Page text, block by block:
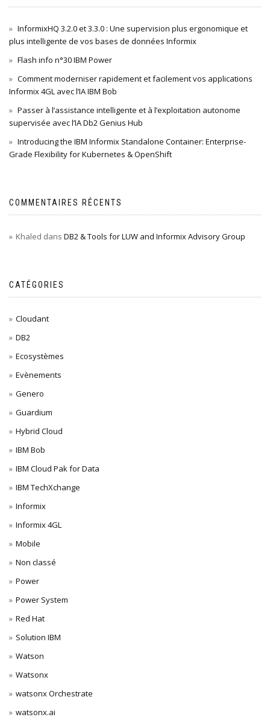
InformixHQ 3.2.0 et 3.3.0 : Une supervision plus ergonomique et
plus intelligente de vos bases de données Informix
Flash info n°30 IBM Power
Comment moderniser rapidement et facilement vos applications
Informix 4GL avec l’IA IBM Bob
Passer à l’assistance intelligente et à l’exploitation autonome
supervisée avec l’IA Db2 Genius Hub
Introducing the IBM Informix Standalone Container: Enterprise-
Grade Flexibility for Kubernetes & OpenShift
COMMENTAIRES RÉCENTS
Khaled dans DB2 & Tools for LUW and Informix Advisory Group
CATÉGORIES
Cloudant
DB2
Ecosystèmes
Evènements
Genero
Guardium
Hybrid Cloud
IBM Bob
IBM Cloud Pak for Data
IBM TechXchange
Informix
Informix 4GL
Mobile
Non classé
Power
Power System
Red Hat
Solution IBM
Watson
Watsonx
watsonx Orchestrate
watsonx.ai